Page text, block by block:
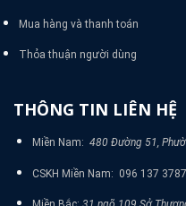
Mua hàng và thanh toán
Thỏa thuận người dùng
THÔNG TIN LIÊN HỆ
Miền Nam: 480 Đường 51,
CSKH Miền Nam: 096 137 3787